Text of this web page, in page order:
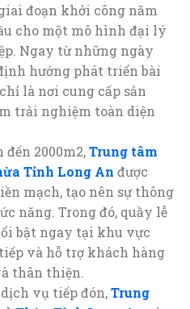
đoạn khởi công năm
cho một mô hình đại lý
Ngay từ những ngày
hướng phát triển bài
là nơi cung cấp sản
trải nghiệm toàn diện
2000m2,Trung tâm
Tỉnh Long An được
mạch, tạo nên sự thông
năng. Trong đó, quầy lễ
bật ngay tại khu vực
và hỗ trợ khách hàng
thân thiện.
vụ tiếp đón,Trung